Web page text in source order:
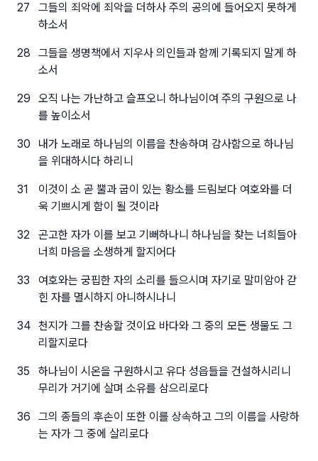
27
그들의 죄악에 죄악을 더하사 주의 공의에 들어오지 못하게
하소서
28
그들을 생명책에서 지우사 의인들과 함께 기록되지 말게 하
소서
29
오직 나는 가난하고 슬프오니 하나님이여 주의 구원으로 나
를 높이소서
30
내가 노래로 하나님의 이름을 찬송하며 감사함으로 하나님
을 위대하시다 하리니
31
이것이 소 곧 뿔과 굽이 있는 황소를 드림보다 여호와를 더
욱 기쁘시게 함이 될 것이라
32
곤고한 자가 이를 보고 기뻐하나니 하나님을 찾는 너희들아
너희 마음을 소생하게 할지어다
33
여호와는 궁핍한 자의 소리를 들으시며 자기로 말미암아 갇
힌 자를 멸시하지 아니하시나니
34 천지가 그를 찬송할 것이요 바다와 그 중의 모든 생물도 그
리할지로다
35
하나님이 시온을 구원하시고 유다 성읍들을 건설하시리니
무리가 거기에 살며 소유를 삼으리로다
36
그의 종들의 후손이 또한 이를 상속하고 그의 이름을 사랑하
는 자가 그 중에 살리로다